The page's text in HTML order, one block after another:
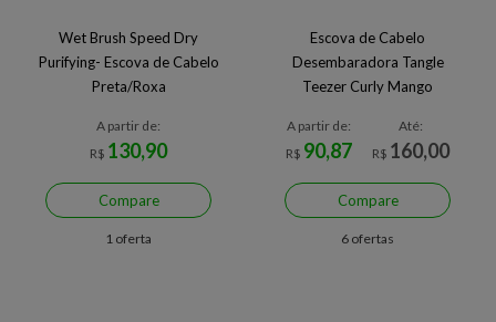
Wet Brush Speed Dry
Purifying- Escova de Cabelo
Preta/Roxa
A partir de:
R$ 130,90
Compare
1 oferta
Escova de Cabelo
Desembaradora Tangle
Teezer Curly Mango
A partir de:
R$ 90,87
Até:
R$ 160,00
Compare
6 ofertas